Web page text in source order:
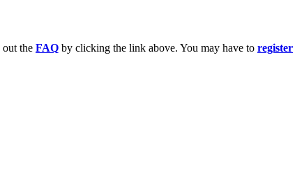
the FAQ by clicking the link above. You may have to register